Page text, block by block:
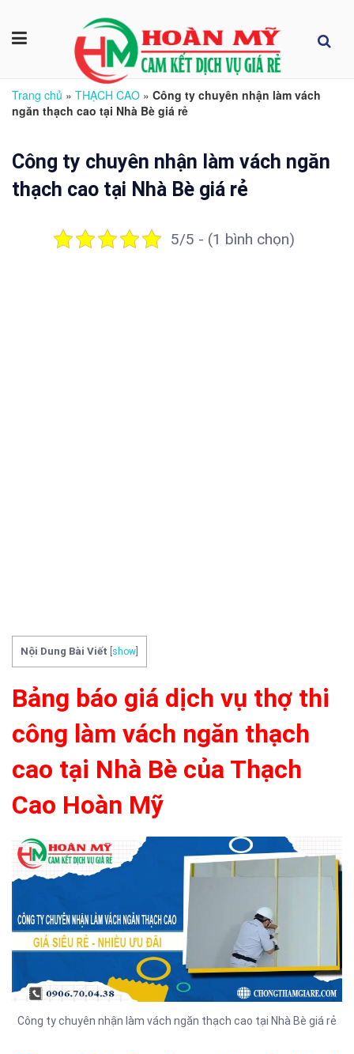
Trang chủ » THẠCH CAO » Công ty chuyên nhận làm vách
ngăn thạch cao tại Nhà Bè giá rẻ
Công ty chuyên nhận làm vách ngăn
thạch cao tại Nhà Bè giá rẻ
5/5 - (1 bình chọn)
Nội Dung Bài Viết show
Bảng báo giá dịch vụ thợ thi
công làm vách ngăn thạch
cao tại Nhà Bè của Thạch
Cao Hoàn Mỹ
Công ty chuyên nhận làm vách ngăn thạch cao tại Nhà Bè giá rẻ